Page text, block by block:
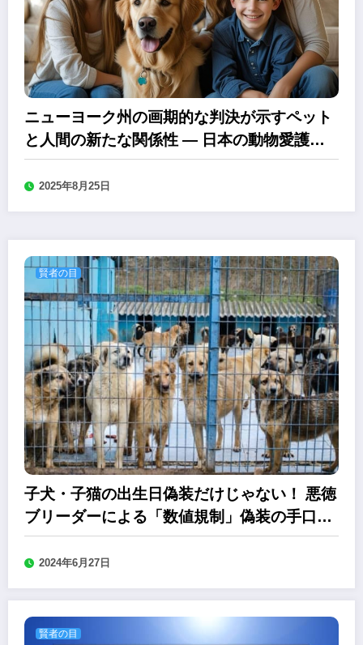
ニューヨーク州の画期的な判決が示すペット
と人間の新たな関係性 ― 日本の動物愛護の
未来を考える
2025年8月25日
賢者の目
子犬・子猫の出生日偽装だけじゃない！ 悪徳
ブリーダーによる「数値規制」偽装の手口と
は
2024年6月27日
賢者の目